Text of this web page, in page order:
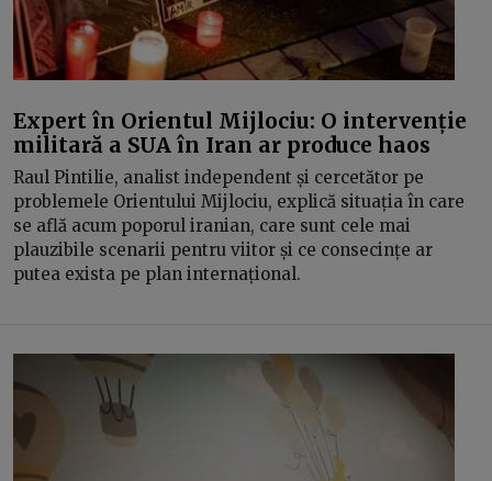
Expert în Orientul Mijlociu: O intervenție
militară a SUA în Iran ar produce haos
Raul Pintilie, analist independent și cercetător pe
problemele Orientului Mijlociu, explică situația în care
se află acum poporul iranian, care sunt cele mai
plauzibile scenarii pentru viitor și ce consecințe ar
putea exista pe plan internațional.